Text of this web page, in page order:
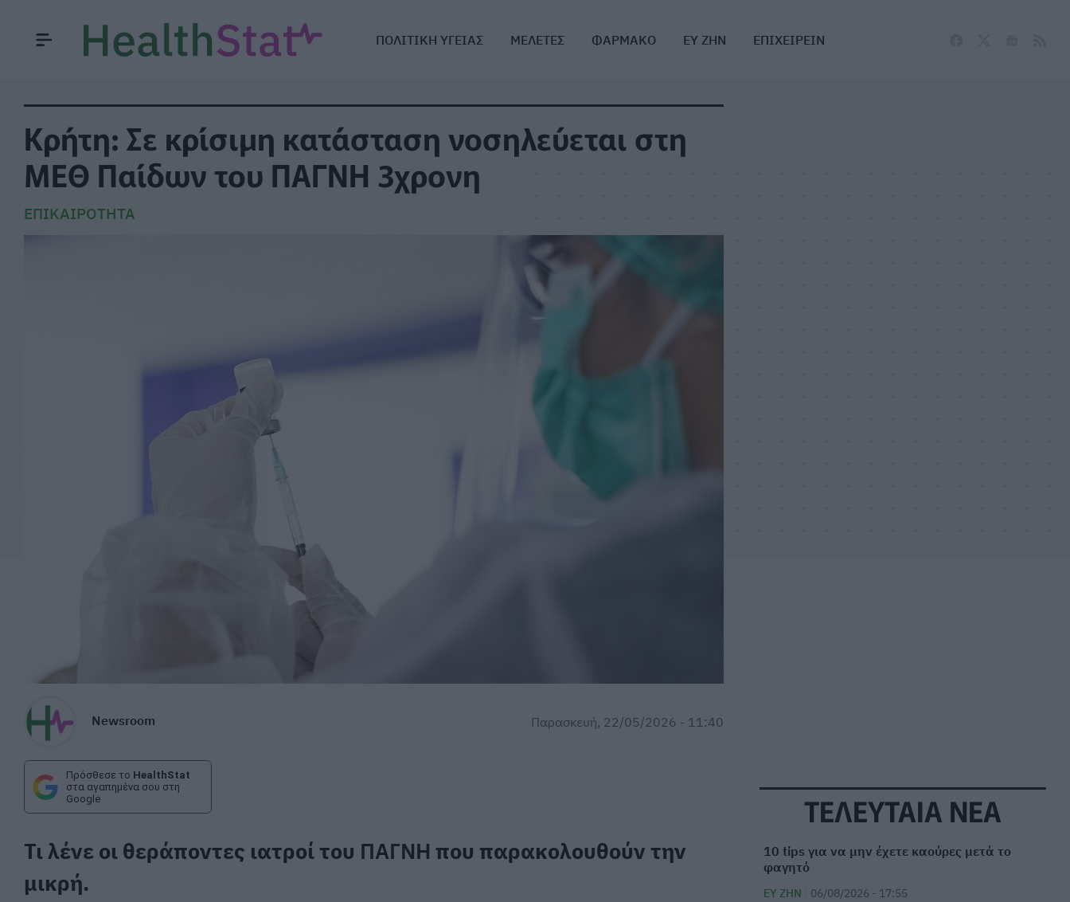
ΠΟΛΙΤΙΚΗ ΥΓΕΙΑΣ ΜΕΛΕΤΕΣ ΦΑΡΜΑΚΟ ΕΥ ΖΗΝ ΕΠΙΧΕΙΡΕΙΝ
Κρήτη: Σε κρίσιμη κατάσταση νοσηλεύεται στη
ΜΕΘ Παίδων του ΠΑΓΝΗ 3χρονη
ΕΠΙΚΑΙΡΌΤΗΤΑ
Newsroom Παρασκευή, 22/05/2026 - 11:40
Πρόσθεσε το HealthStat
στα αγαπημένα σου στη
Google
Τι λένε οι θεράποντες ιατροί του ΠΑΓΝΗ που παρακολουθούν την
μικρή.
ΤΕΛΕΥΤΑΙΑ ΝΕΑ
10 tips για να μην έχετε καούρες μετά το
φαγητό
ΕΥ ΖΗΝ 06/08/2026 - 17:55